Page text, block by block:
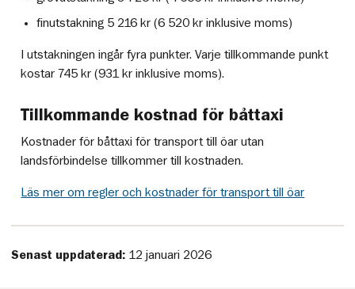
finutstakning 5 216 kr (6 520 kr inklusive moms)
I utstakningen ingår fyra punkter. Varje tillkommande punkt
kostar 745 kr (931 kr inklusive moms).
Tillkommande kostnad för båttaxi
Kostnader för båttaxi för transport till öar utan
landsförbindelse tillkommer till kostnaden.
Läs mer om regler och kostnader för transport till öar
Senast uppdaterad: 12 januari 2026